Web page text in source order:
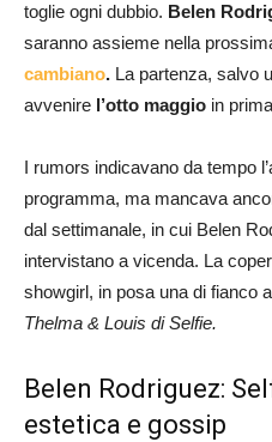
toglie ogni dubbio. Belen
saranno assieme nella
cambiano. La partenza, salvo
avvenire l’otto maggio in
I rumors indicavano da tempo
programma, ma mancava
dal settimanale, in cui Belen
intervistano a vicenda. La
showgirl, in posa una di fianco
Thelma & Louis di Selfie.
Belen Rodriguez:
estetica e gossip